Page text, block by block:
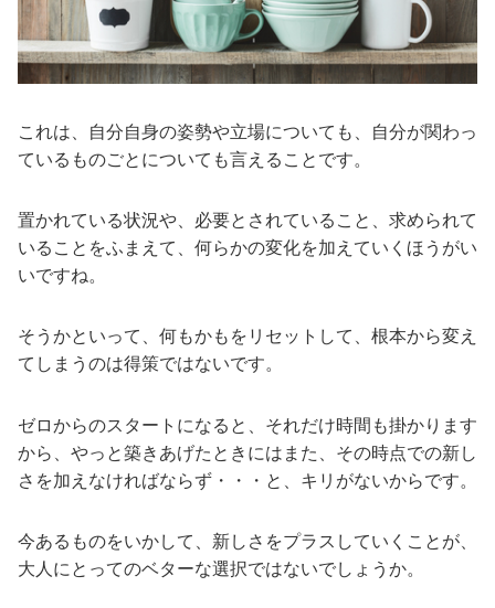
これは、自分自身の姿勢や立場についても、自分が関わっ
ているものごとについても言えることです。
置かれている状況や、必要とされていること、求められて
いることをふまえて、何らかの変化を加えていくほうがい
いですね。
そうかといって、何もかもをリセットして、根本から変え
てしまうのは得策ではないです。
ゼロからのスタートになると、それだけ時間も掛かります
から、やっと築きあげたときにはまた、その時点での新し
さを加えなければならず・・・と、キリがないからです。
今あるものをいかして、新しさをプラスしていくことが、
大人にとってのベターな選択ではないでしょうか。